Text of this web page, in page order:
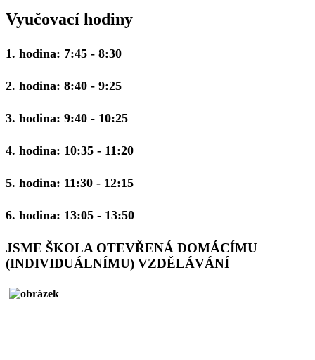
Vyučovací hodiny
1. hodina: 7:45 - 8:30
2. hodina: 8:40 - 9:25
3. hodina: 9:40 - 10:25
4. hodina: 10:35 - 11:20
5. hodina: 11:30 - 12:15
6. hodina: 13:05 - 13:50
JSME ŠKOLA OTEVŘENÁ DOMÁCÍMU
(INDIVIDUÁLNÍMU) VZDĚLÁVÁNÍ